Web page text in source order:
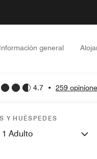
Información general
4.7 • 259
Y HUÉSPEDES
1 Adulto
RestaurantesGimnasio y